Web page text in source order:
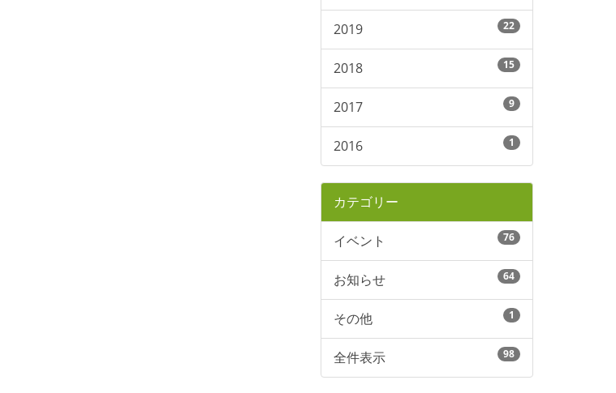
2019 22
2018 15
2017 9
2016 1
カテゴリー
イベント 76
お知らせ 64
その他 1
全件表示 98